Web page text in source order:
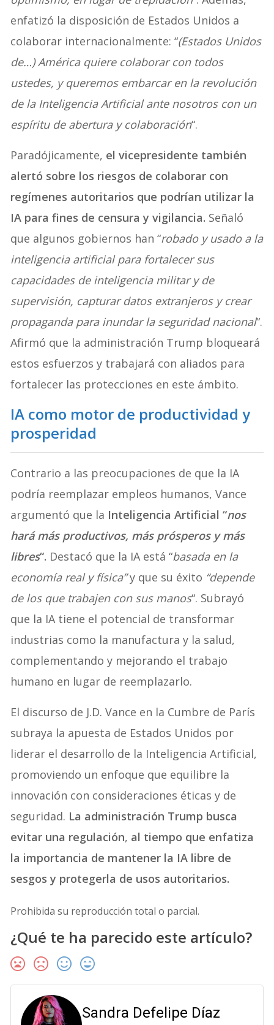
enfatizó la disposición de Estados Unidos a
colaborar internacionalmente: “(Estados Unidos
de…) América quiere colaborar con todos
ustedes, y queremos embarcar en la revolución
de la Inteligencia Artificial ante nosotros con un
espíritu de abertura y colaboración“.
Paradójicamente, el vicepresidente también
alertó sobre los riesgos de colaborar con
regímenes autoritarios que podrían utilizar la
IA para fines de censura y vigilancia. Señaló
que algunos gobiernos han “robado y usado a la
inteligencia artificial para fortalecer sus
capacidades de inteligencia militar y de
supervisión, capturar datos extranjeros y crear
propaganda para inundar la seguridad nacional“.
Afirmó que la administración Trump bloqueará
estos esfuerzos y trabajará con aliados para
fortalecer las protecciones en este ámbito.
IA como motor de productividad y
prosperidad
Contrario a las preocupaciones de que la IA
podría reemplazar empleos humanos, Vance
argumentó que la Inteligencia Artificial “nos
hará más productivos, más prósperos y más
libres“. Destacó que la IA está “basada en la
economía real y física”y que su éxito “depende
de los que trabajen con sus manos“. Subrayó
que la IA tiene el potencial de transformar
industrias como la manufactura y la salud,
complementando y mejorando el trabajo
humano en lugar de reemplazarlo.
El discurso de J.D. Vance en la Cumbre de París
subraya la apuesta de Estados Unidos por
liderar el desarrollo de la Inteligencia Artificial,
promoviendo un enfoque que equilibre la
innovación con consideraciones éticas y de
seguridad. La administración Trump busca
evitar una regulación, al tiempo que enfatiza
la importancia de mantener la IA libre de
sesgos y protegerla de usos autoritarios.
Prohibida su reproducción total o parcial.
¿Qué te ha parecido este artículo?
Sandra Defelipe Díaz